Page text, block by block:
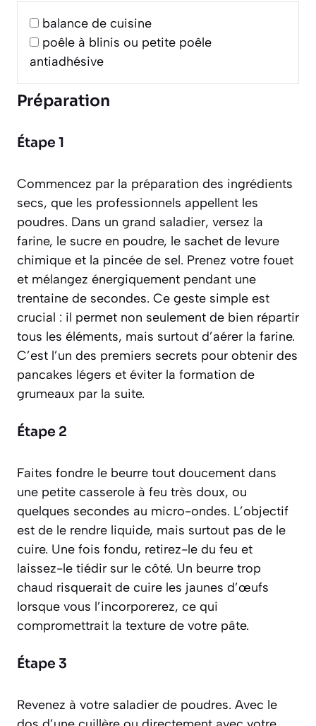
balance de cuisine
poêle à blinis ou petite poêle
antiadhésive
Préparation
Étape 1
Commencez par la préparation des ingrédients
secs, que les professionnels appellent les
poudres. Dans un grand saladier, versez la
farine, le sucre en poudre, le sachet de levure
chimique et la pincée de sel. Prenez votre fouet
et mélangez énergiquement pendant une
trentaine de secondes. Ce geste simple est
crucial : il permet non seulement de bien répartir
tous les éléments, mais surtout d’aérer la farine.
C’est l’un des premiers secrets pour obtenir des
pancakes légers et éviter la formation de
grumeaux par la suite.
Étape 2
Faites fondre le beurre tout doucement dans
une petite casserole à feu très doux, ou
quelques secondes au micro-ondes. L’objectif
est de le rendre liquide, mais surtout pas de le
cuire. Une fois fondu, retirez-le du feu et
laissez-le tiédir sur le côté. Un beurre trop
chaud risquerait de cuire les jaunes d’œufs
lorsque vous l’incorporerez, ce qui
compromettrait la texture de votre pâte.
Étape 3
Revenez à votre saladier de poudres. Avec le